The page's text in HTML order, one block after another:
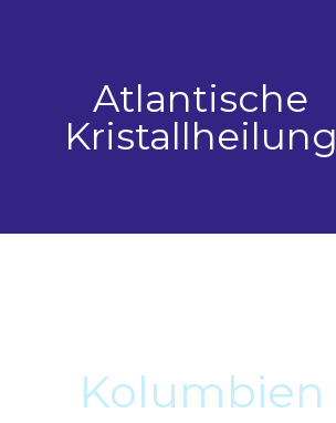
Atlantische
Kristallheilung
Kolumbien